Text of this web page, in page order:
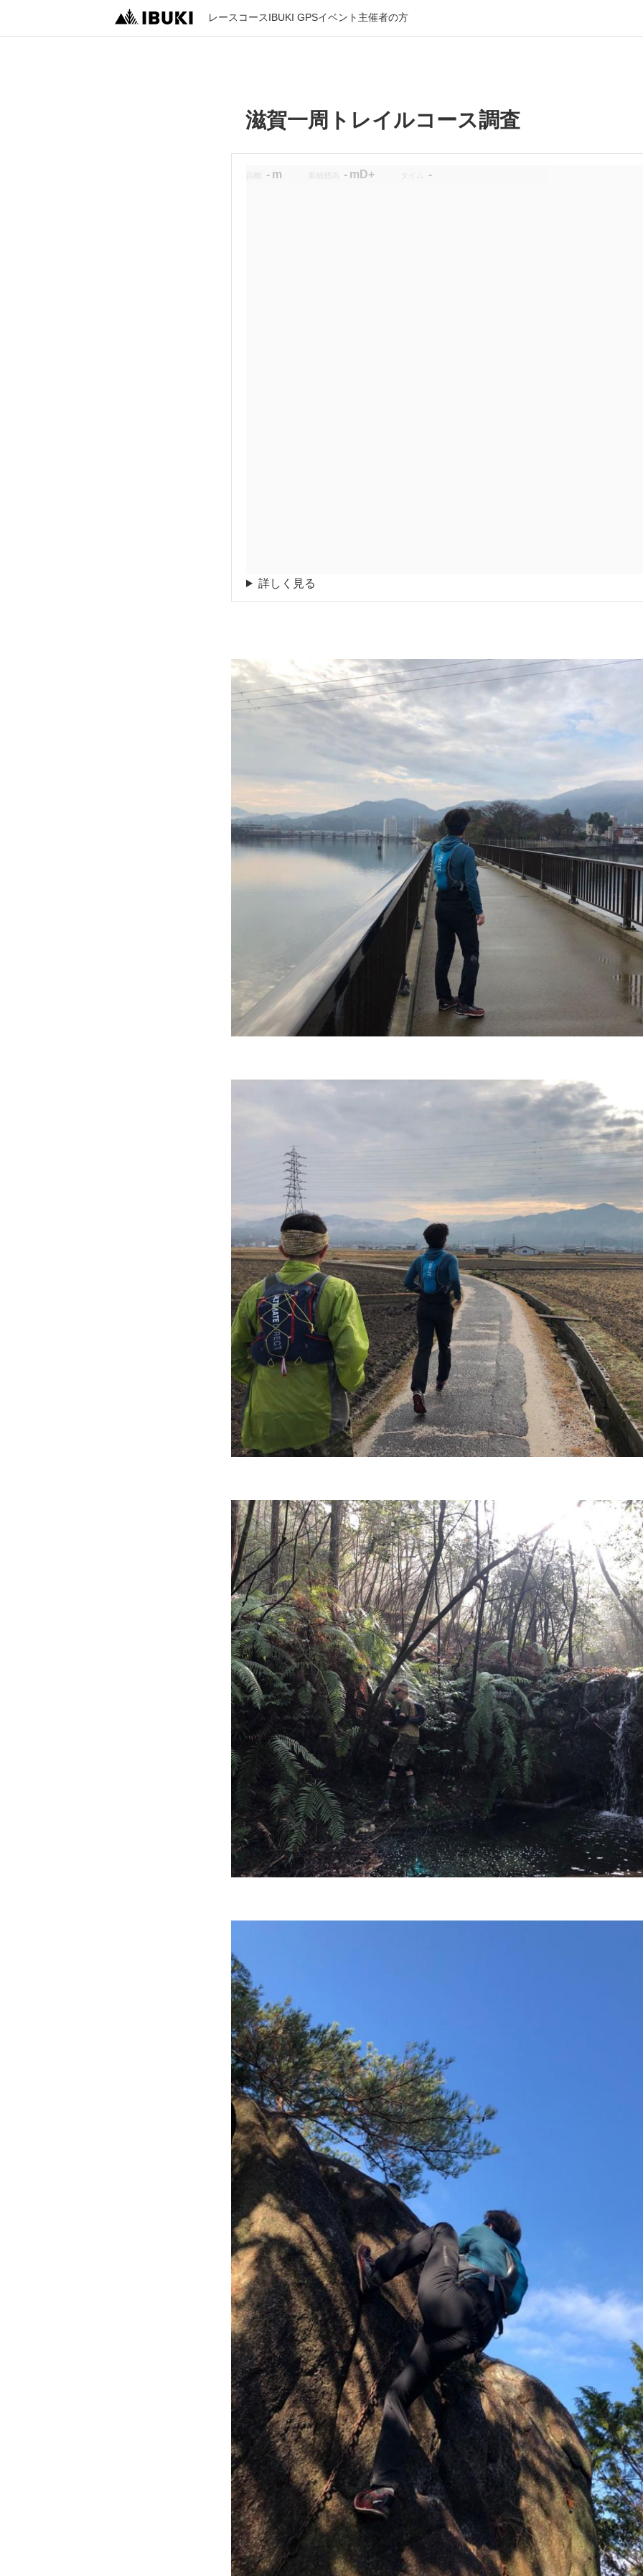
レース コース IBUKI GPSイベント主催者の方
滋賀一周トレイルコース調査
- m - m D+ タイム -
詳しく見る